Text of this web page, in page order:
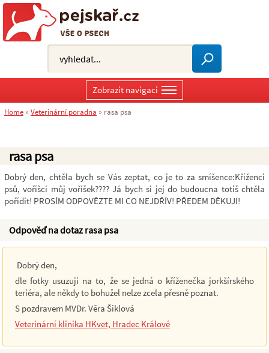
rasa psa
Dobrý den, chtěla bych se Vás zeptat, co je to za smíšence:Kříženci
psů, voříšci můj voříšek???? Já bych si jej do budoucna totiš chtěla
pořídit! PROSÍM ODPOVĚZTE MI CO NEJDŘÍV! PŘEDEM DĚKUJI!
Odpověď na dotaz rasa psa
Dobrý den,
dle fotky usuzuji na to, že se jedná o kříženečka jorkšírského
teriéra, ale někdy to bohužel nelze zcela přesně poznat.
S pozdravem MVDr. Věra Šiklová
Veterinární klinika HKvet, Hradec Králové
Zobrazit navigaci
Home » Veterinární poradna » rasa psa